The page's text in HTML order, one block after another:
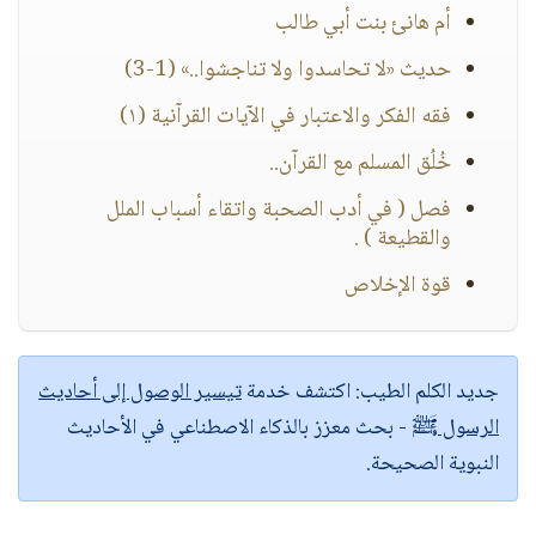
أم هانئ بنت أبي طالب
حديث «لا تحاسدوا ولا تناجشوا..» (1-3)
فقه الفكر والاعتبار في الآيات القرآنية (١)
خُلُق المسلم مع القرآن..
فصل ( في أدب الصحبة واتقاء أسباب الملل
والقطيعة ) .
قوة الإخلاص
جديد الكلم الطيب:اكتشف خدمةتيسير الوصول إلى أحاديث
الرسول ﷺ - بحث معزز بالذكاء الاصطناعي في الأحاديث
النبوية الصحيحة.